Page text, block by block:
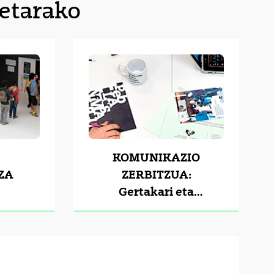
KOMUNIKAZIO
ZERBITZUA:
Gertakari eta
berrien